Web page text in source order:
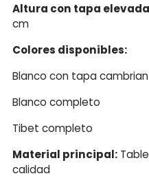
Altura con tapa
cm
Colores disponibles:
Blanco con tapa cambrian
Blanco completo
Tibet completo
Material principal:
calidad